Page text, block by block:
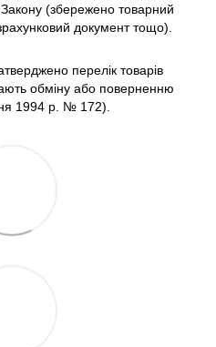
(збережено товарний
документ тощо).
перелік товарів
обміну або поверненню
1994 р. № 172).